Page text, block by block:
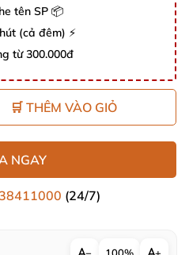
tên SP 📦
(cả đêm) ⚡
từ 300.000đ
🛒 THÊM VÀO GIỎ
NGAY
(24/7)
− 100% +